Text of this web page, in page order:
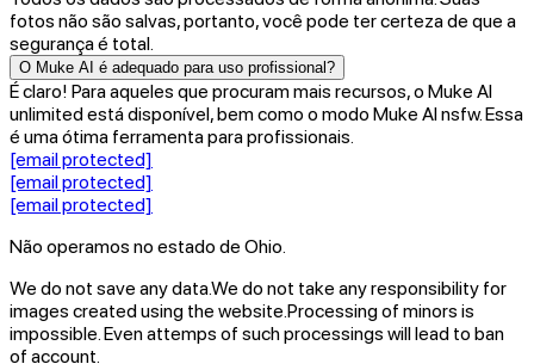
fotos não são salvas, portanto, você pode ter certeza de que a
segurança é total.
O Muke AI é adequado para uso profissional?
É claro! Para aqueles que procuram mais recursos, o Muke AI
unlimited está disponível, bem como o modo Muke AI nsfw. Essa
é uma ótima ferramenta para profissionais.
[email protected]
[email protected]
[email protected]
Não operamos no estado de Ohio.
We do not save any data.We do not take any responsibility for
images created using the website. Processing of minors is
impossible. Even attemps of such processings will lead to ban
of account.